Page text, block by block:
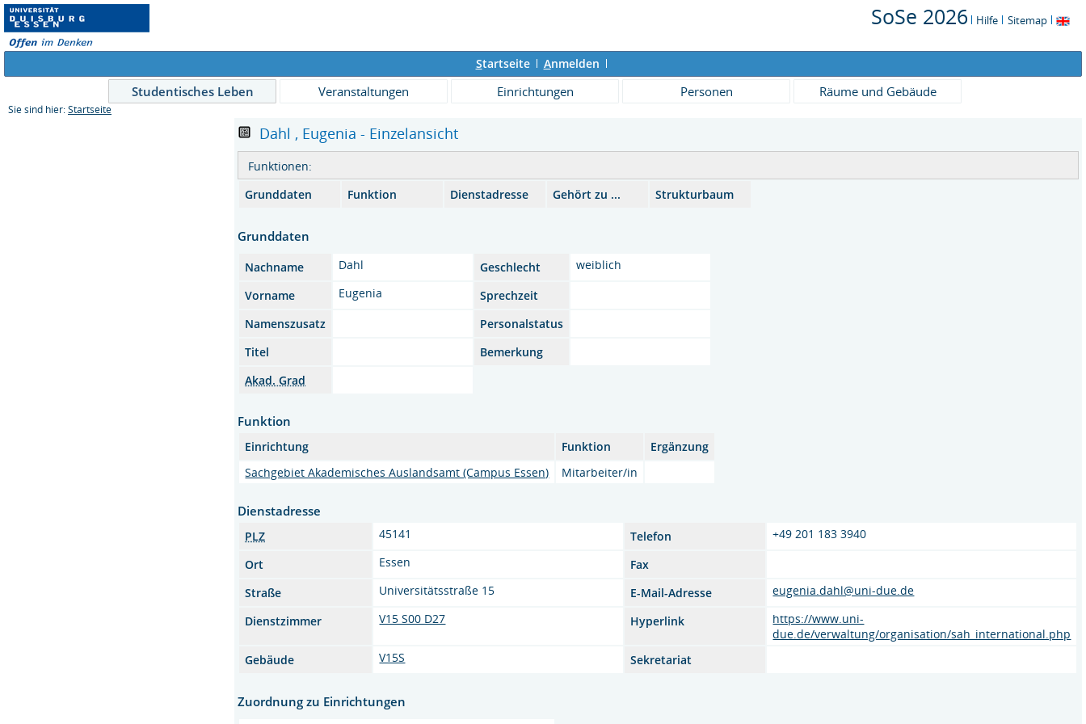
SoSe 2026 Hilfe Sitemap
Startseite Anmelden
Studentisches Leben Veranstaltungen Einrichtungen Personen Räume und Gebäude
Sie sind hier: Startseite
Dahl , Eugenia - Einzelansicht
Funktionen:
Grunddaten
Funktion Dienstadresse Gehört zu ... Strukturbaum
Grunddaten
Nachname Dahl Geschlecht
weiblich
Vorname
Eugenia
Sprechzeit
Namenszusatz
Personalstatus
Titel
Bemerkung
Akad. Grad
Funktion
Einrichtung Funktion
Ergänzung
Sachgebiet Akademisches Auslandsamt (Campus Essen)
Mitarbeiter/in
Dienstadresse
PLZ 45141 Telefon
+49 201 183 3940
Ort
Essen
Fax
Straße
Universitätsstraße 15 E-Mail-Adresse
eugenia.dahl@uni-due.de
Dienstzimmer
V15 S00 D27 Hyperlink
https://www.uni-
due.de/verwaltung/organisation/sah_international.php
Gebäude
V15S Sekretariat
Zuordnung zu Einrichtungen